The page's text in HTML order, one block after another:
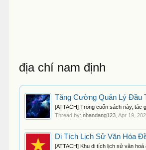
địa chí nam định
Tăng Cường Quản Lý Đầu
[ATTACH] Trong cuốn sách này, tác
Thread by:nhandang123 ,Apr 19,
Di Tích Lịch Sử Văn Hóa
[ATTACH] Khu di tích lịch sử văn